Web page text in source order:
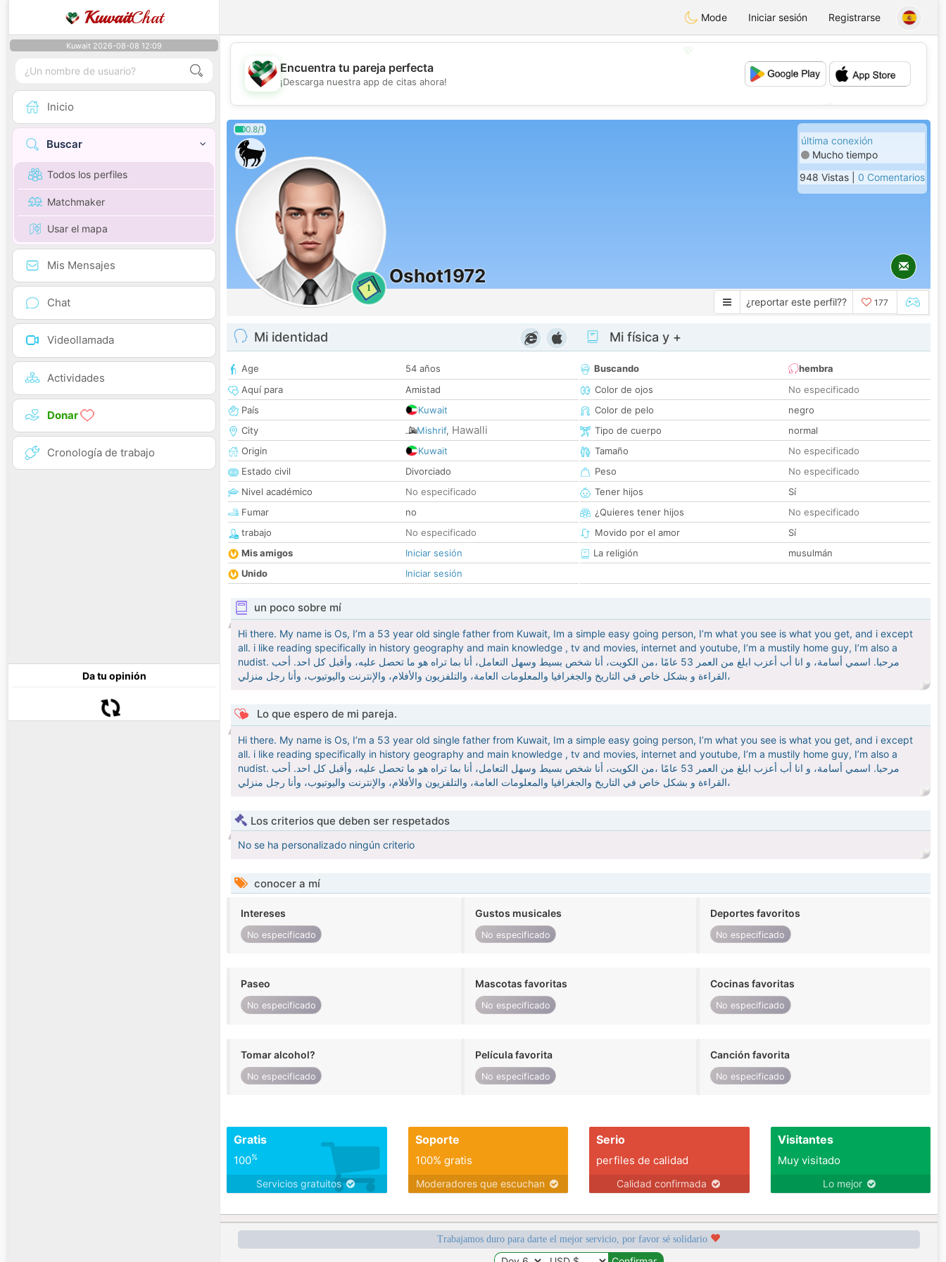
KuwaitChat Mode Iniciar sesión Registrarse
Kuwait 2026-08-08 12:09
Inicio
Buscar
Todos los perfiles
Matchmaker
Usar el mapa
Mis Mensajes
Chat
Videollamada
Actividades
Donar
Cronología de trabajo
Da tu opinión
💖
Encuentra tu pareja perfecta
¡Descarga nuestra app de citas ahora!
0.8/1
1
Oshot1972
última conexión
Mucho tiempo
948 Vistas | 0 Comentarios
¿reportar este perfil?? 177
Mi identidad
Age
54 años
Aquí para
Amistad
País
Kuwait
City
Mishrif, Hawalli
Origin
Kuwait
Estado civil
Divorciado
Nivel académico
No especificado
Fumar
no
trabajo
No especificado
Mis amigos
Iniciar sesión
Unido
Iniciar sesión
Mi física y +
Buscando
hembra
Color de ojos
No especificado
Color de pelo
negro
Tipo de cuerpo
normal
Tamaño
No especificado
Peso
No especificado
Tener hijos
Sí
¿Quieres tener hijos
No especificado
Movido por el amor
Sí
La religión
musulmán
un poco sobre mí
Hi there. My name is Os, I’m a 53 year old single father from Kuwait, Im a simple easy going person, I’m what you see is what you get, and i except
all. i like reading specifically in history geography and main knowledge , tv and movies, internet and youtube, I’m a mustily home guy, I’m also a
nudist. مرحبا. اسمي أسامة، و انا أب أعزب ابلغ من العمر 53 عامًا ،من الكويت، أنا شخص بسيط وسهل التعامل، أنا بما تراه هو ما تحصل عليه، وأقبل كل احد. أحب
القراءة و بشكل خاص في التاريخ والجغرافيا والمعلومات العامة، والتلفزيون والأفلام، والإنترنت واليوتيوب، وأنا رجل منزلي،
Lo que espero de mi pareja.
Hi there. My name is Os, I’m a 53 year old single father from Kuwait, Im a simple easy going person, I’m what you see is what you get, and i except
all. i like reading specifically in history geography and main knowledge , tv and movies, internet and youtube, I’m a mustily home guy, I’m also a
nudist. مرحبا. اسمي أسامة، و انا أب أعزب ابلغ من العمر 53 عامًا ،من الكويت، أنا شخص بسيط وسهل التعامل، أنا بما تراه هو ما تحصل عليه، وأقبل كل احد. أحب
القراءة و بشكل خاص في التاريخ والجغرافيا والمعلومات العامة، والتلفزيون والأفلام، والإنترنت واليوتيوب، وأنا رجل منزلي،
Los criterios que deben ser respetados
No se ha personalizado ningún criterio
conocer a mí
Intereses
No especificado
Gustos musicales
No especificado
Deportes favoritos
No especificado
Paseo
No especificado
Mascotas favoritas
No especificado
Cocinas favoritas
No especificado
Tomar alcohol?
No especificado
Película favorita
No especificado
Canción favorita
No especificado
Gratis
100%
Servicios gratuitos
Soporte
100% gratis
Moderadores que escuchan
Serio
perfiles de calidad
Calidad confirmada
Visitantes
Muy visitado
Lo mejor
Trabajamos duro para darte el mejor servicio, por favor sé solidario